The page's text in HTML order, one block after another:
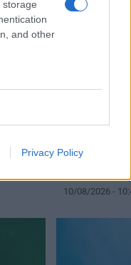
storage
and other
Privacy Policy
–
πρέπει να
διετία, οι
10/08/2026 -